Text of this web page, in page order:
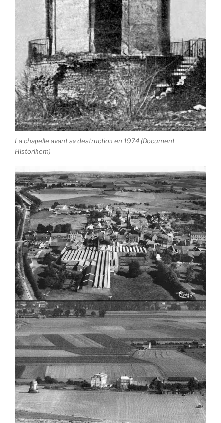
La chapelle avant sa destruction en 1974 (Document
Historihem)